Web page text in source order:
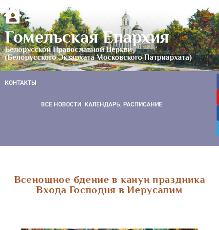
Гомельская Епархия
Белорусской Православной Церкви
(Белорусского Экзархата Московского Патриархата)
КОНТАКТЫ
ВСЕ НОВОСТИ КАЛЕНДАРЬ, РАСПИСАНИЕ
Всенощное бдение в канун праздника
Входа Господня в Иерусалим